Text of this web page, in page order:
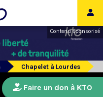
Contenu sponsorisé
Chapelet à Lourdes
Faire un don à KTO